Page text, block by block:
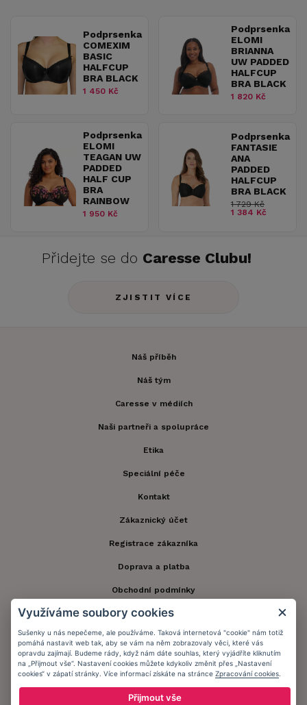
Podprsenka
COMEXIM
BASIC
HALFCUP
BRA BLACK
1 450 Kč
Podprsenka
ELOMI
BRIANNA
UW PADDED
HALFCUP
BRA BLACK
1 820 Kč
Podprsenka
ELOMI
TEAGAN UW
PADDED
HALF CUP
BRA
RAINBOW
1 950 Kč
Podprsenka
FANTASIE
ANA
PADDED
HALFCUP
BRA BLACK
1 729 Kč
1 384 Kč
Přidejte se do Caresse Clubu!
ZJISTIT VÍCE
Náš příběh
Náš tým
Caresse v médiích
Naši partneři a spolupráce
Etika
Speciální péče
Kontakt
Zákaznický účet
Registrace zákazníka
Doprava a platba
Obchodní podmínky
Ochrana osobních údajů
Informační memorandum
Zůstaňte s námi v kontaktu.
Využíváme soubory cookies
Sušenky u nás nepečeme, ale používáme. Taková internetová "cookie" nám totiž
pomáhá nastavit web tak, aby se vám na něm zobrazovaly věci, které vás
opravdu zajímají. Budeme rády, když nám dáte souhlas, který vyjádříte kliknutím
na „Přijmout vše“. Nastavení cookies můžete kdykoliv změnit přes „Nastavení
cookies“ v zápatí stránky. Více informací získáte na stránce Zpracování cookies
Přijmout vše